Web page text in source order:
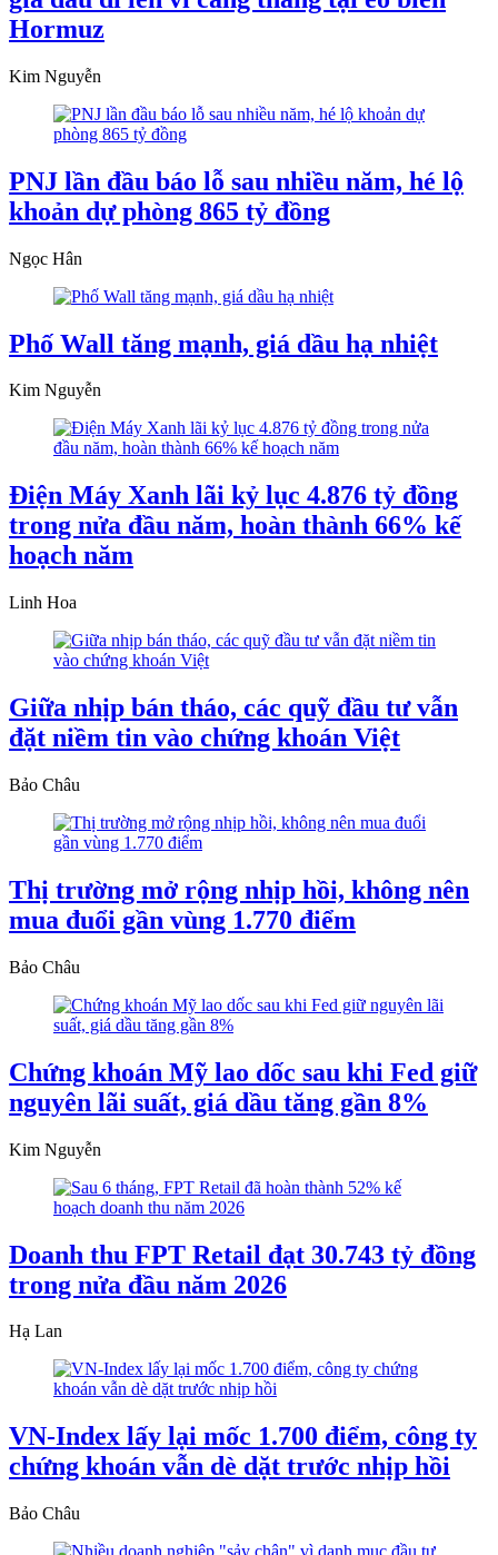
Hormuz
Kim Nguyễn
PNJ lần đầu báo lỗ sau nhiều năm, hé lộ
khoản dự phòng 865 tỷ đồng
Ngọc Hân
Phố Wall tăng mạnh, giá dầu hạ nhiệt
Kim Nguyễn
Điện Máy Xanh lãi kỷ lục 4.876 tỷ đồng
trong nửa đầu năm, hoàn thành 66% kế
hoạch năm
Linh Hoa
Giữa nhịp bán tháo, các quỹ đầu tư vẫn
đặt niềm tin vào chứng khoán Việt
Bảo Châu
Thị trường mở rộng nhịp hồi, không nên
mua đuổi gần vùng 1.770 điểm
Bảo Châu
Chứng khoán Mỹ lao dốc sau khi Fed giữ
nguyên lãi suất, giá dầu tăng gần 8%
Kim Nguyễn
Doanh thu FPT Retail đạt 30.743 tỷ đồng
trong nửa đầu năm 2026
Hạ Lan
VN-Index lấy lại mốc 1.700 điểm, công ty
chứng khoán vẫn dè dặt trước nhịp hồi
Bảo Châu